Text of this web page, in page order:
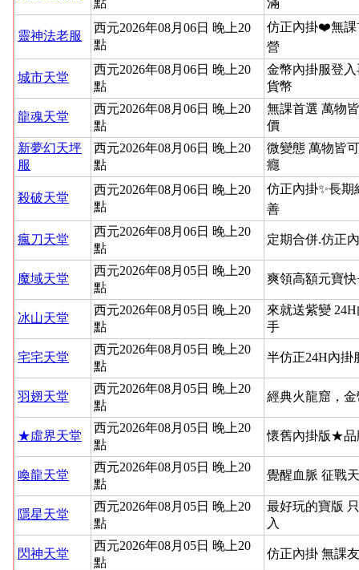
點
滿
靈神法老服
西元2026年08月06日 晚上20
點
仿正內掛❤️無
營
城市天堂
西元2026年08月06日 晚上20
點
金幣內掛服登
貨幣
龍魂天堂
西元2026年08月06日 晚上20
點
無課首選 萬物
價
新夢幻天坪
服
西元2026年08月06日 晚上20
點
微變態 萬物皆
癮
殺破天堂
西元2026年08月06日 晚上20
點
仿正內掛✨長
善
瘋刀天堂
西元2026年08月06日 晚上20
點
定期合併.仿正
魔域天堂
西元2026年08月05日 晚上20
點
爽領高額元寶
冰山天堂
西元2026年08月05日 晚上20
點
來就送紫變
手
宅宅天堂
西元2026年08月05日 晚上20
點
半仿正24H內掛
羽翅天堂
西元2026年08月05日 晚上20
點
經典火龍窟，
★虛界天堂
西元2026年08月05日 晚上20
點
懷舊內掛版★品
喚龍天堂
西元2026年08月05日 晚上20
點
覺醒血脈 征戰
隱星天堂
西元2026年08月05日 晚上20
點
最好玩的寶版
入
閃神天堂
西元2026年08月05日 晚上20
點
仿正內掛 無課